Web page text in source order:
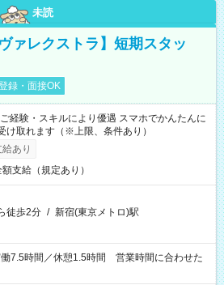
未読
ァレクストラ】短期スタッ
録・面接OK
験・スキルにより優遇 スマホでかんたんに
け取れます（※上限、条件あり）
あり
支給（規定あり）
徒歩2分 / 新宿(東京メトロ)駅